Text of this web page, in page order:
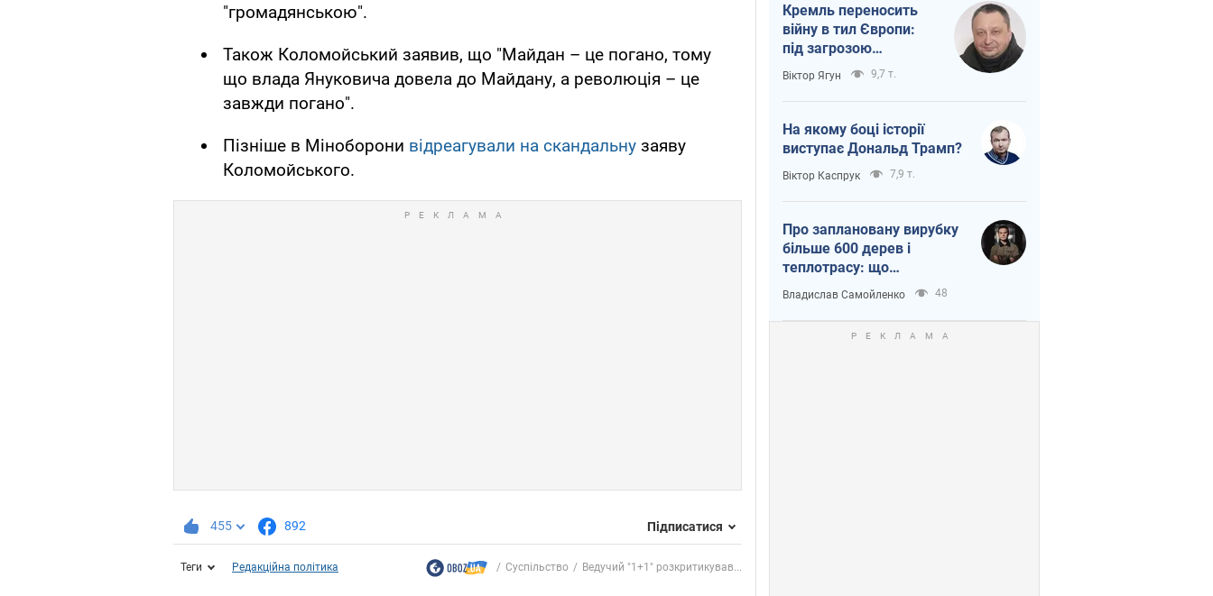
"громадянською".
Також Коломойський заявив, що "Майдан – це погано, тому
що влада Януковича довела до Майдану, а революція – це
завжди погано".
Пізніше в Міноборони відреагували на скандальну заяву
Коломойського.
455 892 Підписатися
Теги Редакційна політика Суспільство Ведучий "1+1" розкритикував...
Кремль переносить
війну в тил Європи:
під загрозою
критична логістика
Віктор Ягун 9,7 т.
На якому боці історії
виступає Дональд Трамп?
Віктор Каспрук 7,9 т.
Про заплановану вирубку
більше 600 дерев і
теплотрасу: що
відбувається на Теремках
у Києві
Владислав Самойленко 48